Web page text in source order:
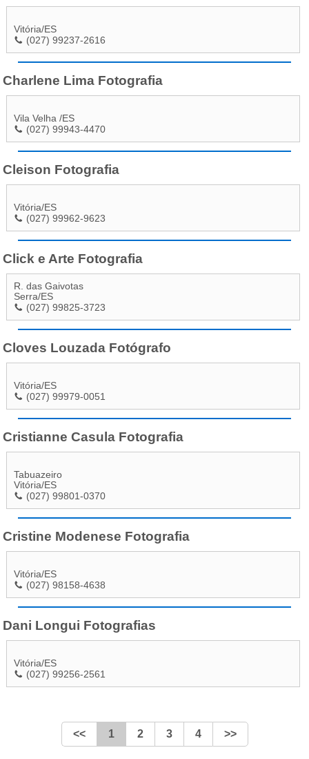
Vitória/ES
(027) 99237-2616
Charlene Lima Fotografia
Vila Velha /ES
(027) 99943-4470
Cleison Fotografia
Vitória/ES
(027) 99962-9623
Click e Arte Fotografia
R. das Gaivotas
Serra/ES
(027) 99825-3723
Cloves Louzada Fotógrafo
Vitória/ES
(027) 99979-0051
Cristianne Casula Fotografia
Tabuazeiro
Vitória/ES
(027) 99801-0370
Cristine Modenese Fotografia
Vitória/ES
(027) 98158-4638
Dani Longui Fotografias
Vitória/ES
(027) 99256-2561
<< 1 2 3 4 >>